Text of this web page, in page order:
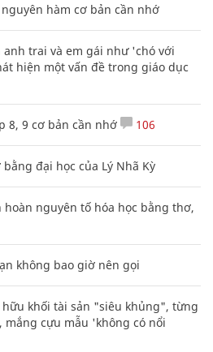
hàm cơ bản cần nhớ
trai và em gái như 'chó với
hiện một vấn đề trong giáo dục
8, 9 cơ bản cần nhớ 106
đại học của Lý Nhã Kỳ
hoàn nguyên tố hóa học bằng thơ,
không bao giờ nên gọi
khối tài sản "siêu khủng", từng
mắng cựu mẫu 'không có nổi